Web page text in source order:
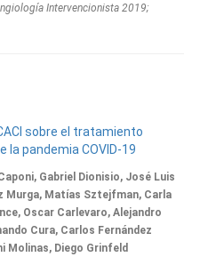
Intervencionista 2019;
sobre el tratamiento
pandemia COVID-19
Gabriel Dionisio, José Luis
Murga, Matías Sztejfman, Carla
Oscar Carlevaro, Alejandro
Cura, Carlos Fernández
Molinas, Diego Grinfeld